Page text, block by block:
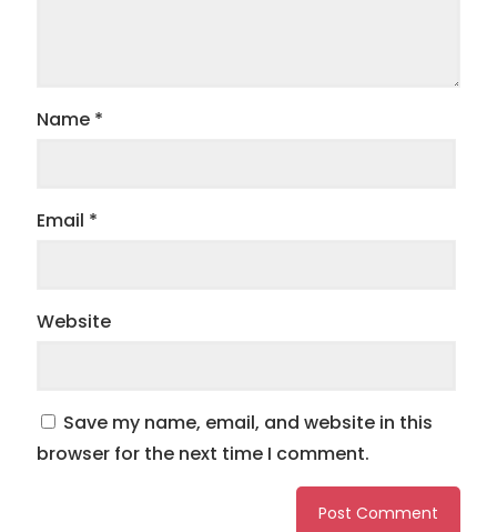
Name *
Email *
Website
Save my name, email, and website in this
browser for the next time I comment.